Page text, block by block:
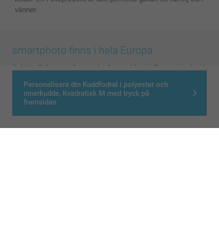
Personalisera din Kuddfodral i polyester och
innerkudde, Kvadratisk M med tryck på
framsidan
vänner.
smartphoto finns i hela Europa
België Belgique Danmark Deutschland France
Ireland
Nederland - Norge Österreich - Schweiz Suisse
Switzerland - Suomi - Sverige - United Kingdom
Other Countries